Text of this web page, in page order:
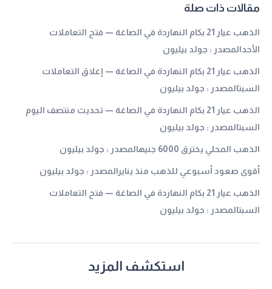
مقالات ذات صلة
الذهب عيار 21 بكام النهاردة في الصاغة — فتح التعاملات
الأحدالمصدر : جولد بيليون
الذهب عيار 21 بكام النهاردة في الصاغة — إغلاق التعاملات
السبتالمصدر : جولد بيليون
الذهب عيار 21 بكام النهاردة في الصاغة — تحديث منتصف اليوم
السبتالمصدر : جولد بيليون
الذهب المحلي يخترق 6000 جنيهالمصدر : جولد بيليون
أقوى صعود أسبوعي للذهب منذ ينايرالمصدر : جولد بيليون
الذهب عيار 21 بكام النهاردة في الصاغة — فتح التعاملات
السبتالمصدر : جولد بيليون
استكشف المزيد